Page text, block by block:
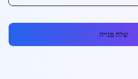
שלח פנייה